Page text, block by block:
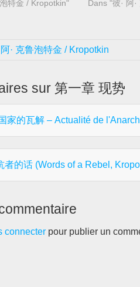
特金 / Kropotkin"
数，懂得这种
站着可怕的敌
的斗争，可惜
了！” 这就
议论。我们现
疑问的。一切
都是极少数。
我们也应该跟
直到1790年，
Dans "彼· 阿
阿· 克鲁泡特金 / Kropotkin
sur 第一章 现势
家的瓦解 – Actualité de
者的话 (Words of a Rebel,
connecter pour publier un